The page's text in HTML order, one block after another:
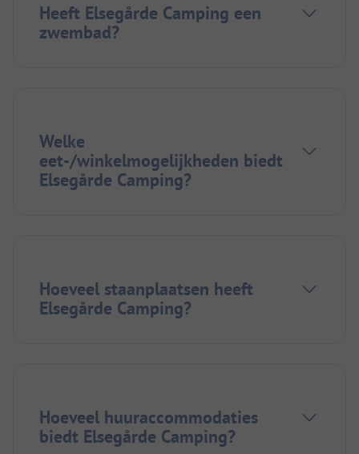
Heeft Elsegårde Camping een
zwembad?
Welke
eet-/winkelmogelijkheden biedt
Elsegårde Camping?
Hoeveel staanplaatsen heeft
Elsegårde Camping?
Hoeveel huuraccommodaties
biedt Elsegårde Camping?